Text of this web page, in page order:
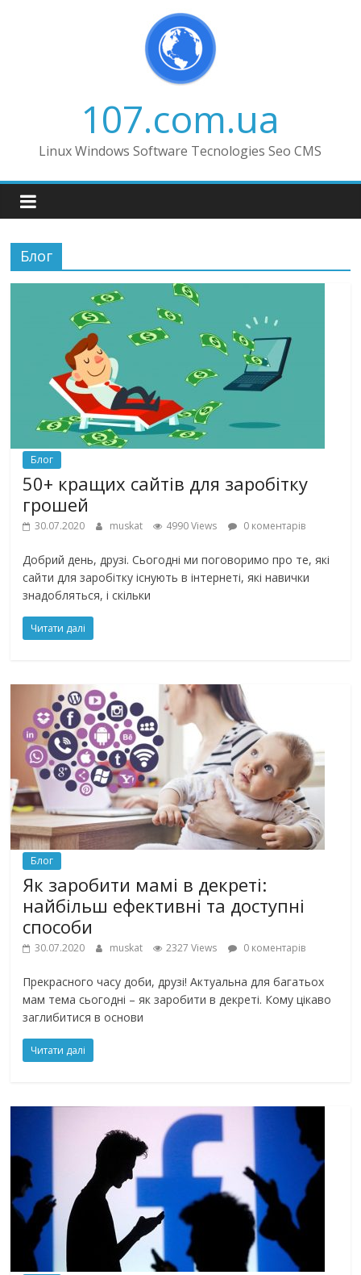
107.com.ua
Linux Windows Software Tecnologies Seo CMS
Блог
Блог
50+ кращих сайтів для заробітку
грошей
30.07.2020 muskat 4990 Views 0 коментарів
Добрий день, друзі. Сьогодні ми поговоримо про те, які
сайти для заробітку існують в інтернеті, які навички
знадобляться, і скільки
Читати далі
Блог
Як заробити мамі в декреті:
найбільш ефективні та доступні
способи
30.07.2020 muskat 2327 Views 0 коментарів
Прекрасного часу доби, друзі! Актуальна для багатьох
мам тема сьогодні – як заробити в декреті. Кому цікаво
заглибитися в основи
Читати далі